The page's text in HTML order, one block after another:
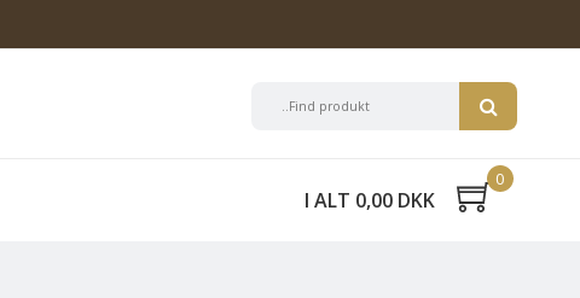
I ALT 0,00 DKK
0